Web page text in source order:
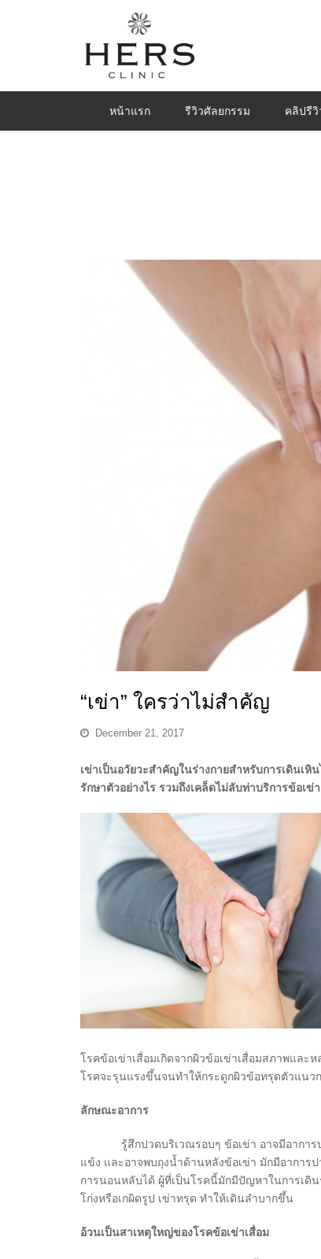
หน้าแรก รีวิวศัลยกรรม คลิปรีวิ
“เข่า” ใครว่าไม่สำคัญ
December 21, 2017
เข่าเป็นอวัยวะสำคัญในร่างกายสำหรับการเดินเ
รักษาตัวอย่างไร รวมถึงเคล็ดไม่ลับท่าบริการข้อเข่
โรคข้อเข่าเสื่อมเกิดจากผิวข้อเข่าเสื่อมสภาพและ
โรคจะรุนแรงขึ้นจนทำให้กระดูกผิวข้อทรุดตัวแนว
ลักษณะอาการ
รู้สึกปวดบริเวณรอบๆ ข้อเข่า อาจมีอาการบวม
แข้ง และอาจพบถุงน้ำด้านหลังข้อเข่า มักมีอาการ
การนอนหลับได้ ผู้ที่เป็นโรคนี้มักมีปัญหาในการเดิ
โก่งหรือเกผิดรูป เข่าทรุด ทำให้เดินลำบากขึ้น
อ้วนเป็นสาเหตุใหญ่ของโรคข้อเข่าเสื่อม